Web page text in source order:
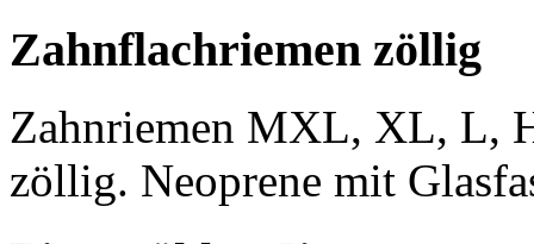
Zahnflachriemen zöllig
Zahnriemen MXL, XL, L,
zöllig. Neoprene mit